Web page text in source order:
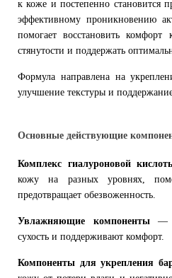
к коже и постепенно становится
эффективному проникновению
помогает восстановить
стянутости и поддержать
Формула направлена на
улучшение текстуры и
Основные действующие
Комплекс гиалуроновой
кожу на разных уровнях,
предотвращает обезвоженность.
Увлажняющие компоненты—
сухость и поддерживают комфорт.
Компоненты для укрепления